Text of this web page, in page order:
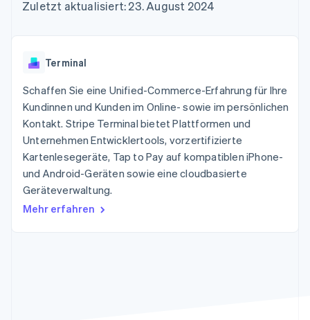
Authorization
Optimierung der
Autorisierungsraten
Link
Beschleunigter
Bezahlvorgang
Financial
Connections
Finanzdaten
Data Pipeline
Datensynchronisierung
Geldmanagement
SaaS
Nach Branche
KI-Unternehmen
Gaming
Bewirtung, Reisen und
Freizeit
Medien und
Unterhaltung
Organisationen
Marktplatz auf
Abonnementverwaltung
Abrechnung um
Stablecoin-gestützte
Karten ausgeben: So
geht´s
Bereitstellung und
Verwaltung von
Diensten mit Agenten
Ressourcen
Kontakt
kontaktieren
Partner werden
Zuletzt aktualisiert: 23. August 2024
Terminal
Schaffen Sie eine Unified-Commerce-Erfahrung für Ihre
Kundinnen und Kunden im Online- sowie im persönlichen
Kontakt. Stripe Terminal bietet Plattformen und
Unternehmen Entwicklertools, vorzertifizierte
Kartenlesegeräte, Tap to Pay auf kompatiblen iPhone-
und Android-Geräten sowie eine cloudbasierte
Geräteverwaltung.
Mehr erfahren